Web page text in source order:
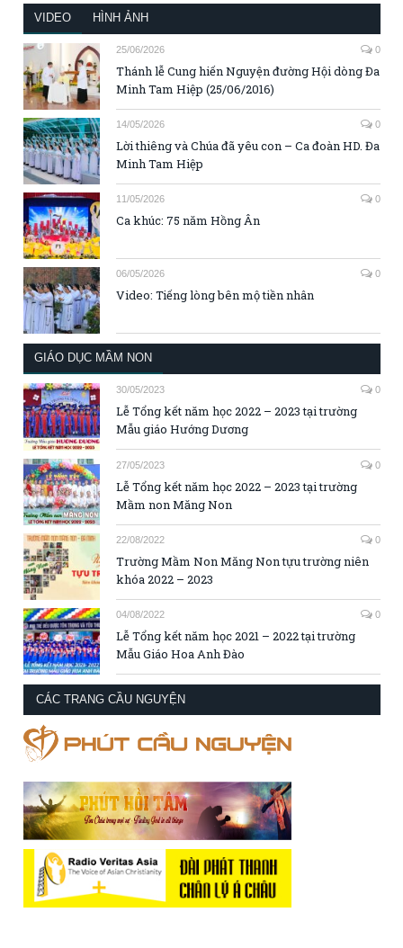
VIDEO HÌNH ẢNH
25/06/2026 0
Thánh lễ Cung hiến Nguyện đường Hội dòng Đa
Minh Tam Hiệp (25/06/2016)
14/05/2026 0
Lời thiêng và Chúa đã yêu con – Ca đoàn HD. Đa
Minh Tam Hiệp
11/05/2026 0
Ca khúc: 75 năm Hồng Ân
06/05/2026 0
Video: Tiếng lòng bên mộ tiền nhân
GIÁO DỤC MẦM NON
30/05/2023 0
Lễ Tổng kết năm học 2022 – 2023 tại trường
Mẫu giáo Hướng Dương
27/05/2023 0
Lễ Tổng kết năm học 2022 – 2023 tại trường
Mầm non Măng Non
22/08/2022 0
Trường Mầm Non Măng Non tựu trường niên
khóa 2022 – 2023
04/08/2022 0
Lễ Tổng kết năm học 2021 – 2022 tại trường
Mẫu Giáo Hoa Anh Đào
CÁC TRANG CẦU NGUYỆN